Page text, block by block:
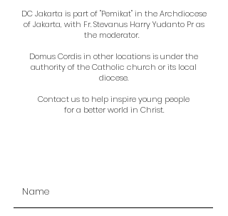
DC Jakarta is part of "Pemikat" in the Archdiocese
of Jakarta, with Fr. Stevanus Harry Yudanto Pr as
the moderator.
Domus Cordis in other locations is under the
authority of the Catholic church or its local
diocese.
Contact us to help inspire young people
for a better world in Christ.